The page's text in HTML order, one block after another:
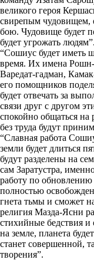
великого героя
свирепым чудовищем,
бою. Чудовище будет
будет угрожать людям”.
“Сошиус будет иметь
время. Их имена
Варедат-гадман,
его помощников
будет отвечать за
связи друг с другом
спокойно общаться на
без труда будут
“Славная работа
земли будет длиться
будут разделены на
сам Заратустра,
работу по обновлению
полностью
гнета тьмы и сможет
религия Мазда-Ясни
стихийные бедствия и
на земле, планета
станет совершенной,
творения”.